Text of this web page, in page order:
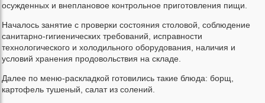
осужденных и внеплановое контрольное приготовления пищи.
Началось занятие с проверки состояния столовой, соблюдение
санитарно-гигиенических требований, исправности
технологического и холодильного оборудования, наличия и
условий хранения продовольствия на складе.
Далее по меню-раскладкой готовились такие блюда: борщ,
картофель тушеный, салат из солений.